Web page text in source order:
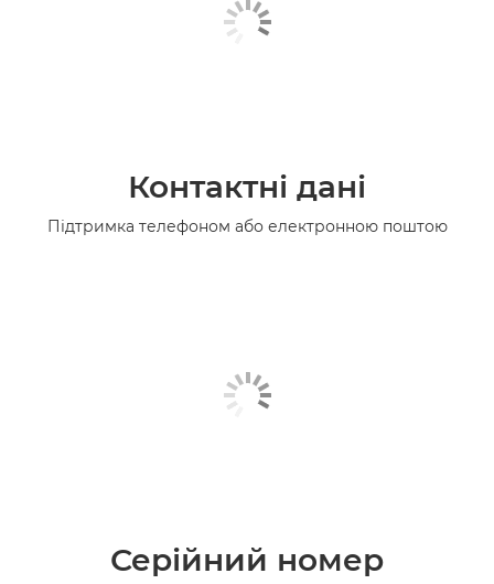
Контактні дані
Підтримка телефоном або електронною поштою
Серійний номер